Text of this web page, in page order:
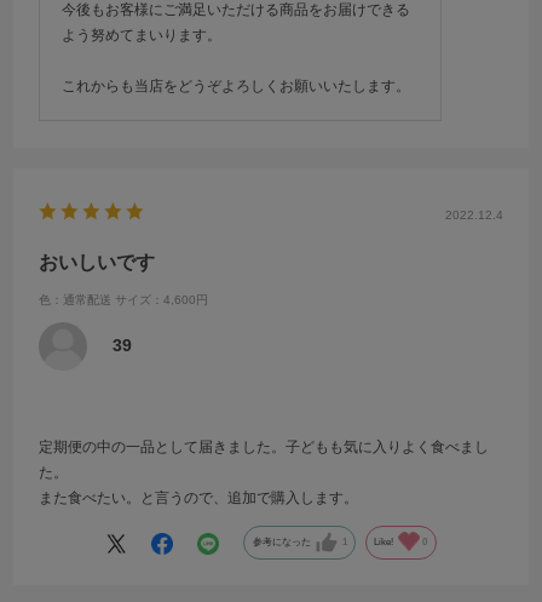
今後もお客様にご満足いただける商品をお届けできる
よう努めてまいります。
これからも当店をどうぞよろしくお願いいたします。
2022.12.4
おいしいです
色：通常配送 サイズ：4,600円
39
定期便の中の一品として届きました。子どもも気に入りよく食べまし
た。
また食べたい。と言うので、追加で購入します。
参考になった 1 Like! 0